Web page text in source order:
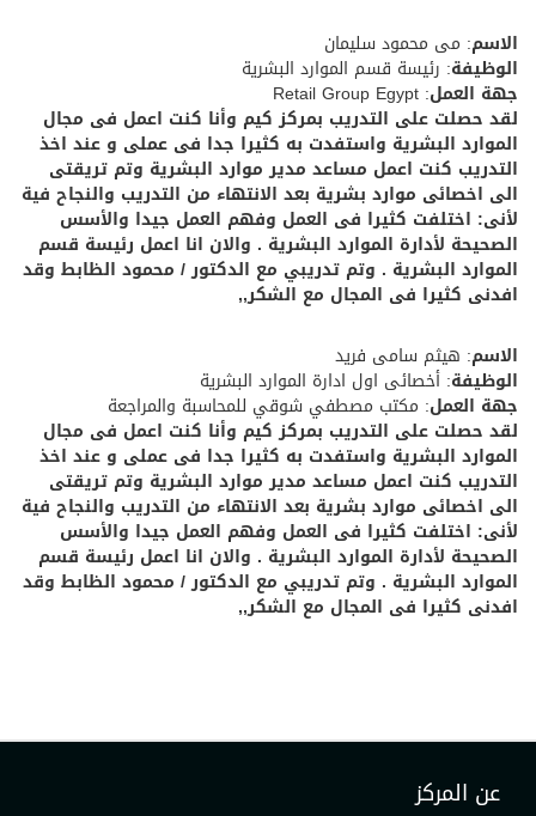
الاسم: مى محمود سليمان
الوظيفة: رئيسة قسم الموارد البشرية
جهة العمل: Retail Group Egypt
لقد حصلت على التدريب بمركز كيم وأنا كنت اعمل فى مجال
الموارد البشرية واستفدت به كثيرا جدا فى عملى و عند اخذ
التدريب كنت اعمل مساعد مدير موارد البشرية وتم تريقتى
الى اخصائى موارد بشرية بعد الانتهاء من التدريب والنجاح فية
لأنى: اختلفت كثيرا فى العمل وفهم العمل جيدا والأسس
الصحيحة لأدارة الموارد البشرية . والان انا اعمل رئيسة قسم
الموارد البشرية . وتم تدريبي مع الدكتور / محمود الظابط وقد
افدنى كثيرا فى المجال مع الشكر,,
الاسم: هيثم سامى فريد
الوظيفة: أخصائى اول ادارة الموارد البشرية
جهة العمل: مكتب مصطفي شوقي للمحاسبة والمراجعة
لقد حصلت على التدريب بمركز كيم وأنا كنت اعمل فى مجال
الموارد البشرية واستفدت به كثيرا جدا فى عملى و عند اخذ
التدريب كنت اعمل مساعد مدير موارد البشرية وتم تريقتى
الى اخصائى موارد بشرية بعد الانتهاء من التدريب والنجاح فية
لأنى: اختلفت كثيرا فى العمل وفهم العمل جيدا والأسس
الصحيحة لأدارة الموارد البشرية . والان انا اعمل رئيسة قسم
الموارد البشرية . وتم تدريبي مع الدكتور / محمود الظابط وقد
افدنى كثيرا فى المجال مع الشكر,,
عن المركز